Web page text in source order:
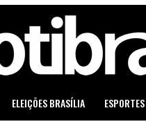
ELEIÇÕES BRASÍLIA ESPORTES